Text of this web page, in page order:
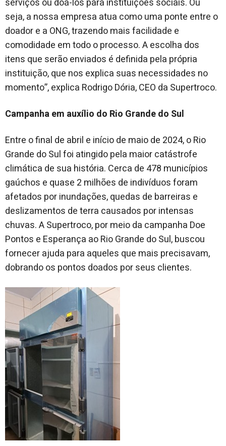
seja, a nossa empresa atua como uma ponte entre o
doador e a ONG, trazendo mais facilidade e
comodidade em todo o processo. A escolha dos
itens que serão enviados é definida pela própria
instituição, que nos explica suas necessidades no
momento”, explica Rodrigo Dória, CEO da Supertroco.
Campanha em auxílio do Rio Grande do Sul
Entre o final de abril e início de maio de 2024, o Rio
Grande do Sul foi atingido pela maior catástrofe
climática de sua história. Cerca de 478 municípios
gaúchos e quase 2 milhões de indivíduos foram
afetados por inundações, quedas de barreiras e
deslizamentos de terra causados por intensas
chuvas. A Supertroco, por meio da campanha Doe
Pontos e Esperança ao Rio Grande do Sul, buscou
fornecer ajuda para aqueles que mais precisavam,
dobrando os pontos doados por seus clientes.